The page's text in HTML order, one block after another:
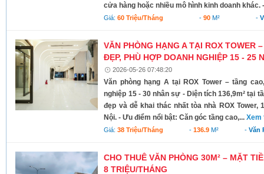
cửa hàng hoặc nhiều mô hình kinh doanh khác.
Giá:60 Triệu/tháng -90 M² -
VĂN PHÒNG HẠNG A TẠI ROX TOWER
ĐẸP, PHÙ HỢP DOANH NGHIỆP 15 - 25
2026-05-26 07:48:20
Văn phòng hạng A tại ROX Tower – tầng
nghiệp 15 - 30 nhân sự - Diện tích 136,9m² tại
đẹp và dễ khai thác nhất tòa nhà ROX Tower,
Nội. - Ưu điểm nổi bật: Căn góc tầng cao,...Xem
Giá:38 Triệu/tháng -136.9 M² - Văn
CHO THUÊ VĂN PHÒNG 30M² – MẶT
8 TRIỆU/THÁNG